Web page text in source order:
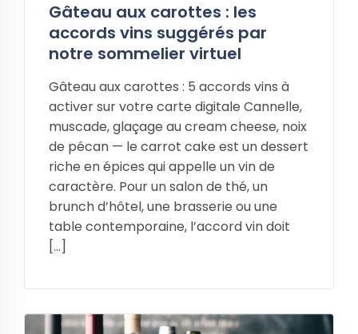
Gâteau aux carottes : les
accords vins suggérés par
notre sommelier virtuel
Gâteau aux carottes : 5 accords vins à
activer sur votre carte digitale Cannelle,
muscade, glaçage au cream cheese, noix
de pécan — le carrot cake est un dessert
riche en épices qui appelle un vin de
caractère. Pour un salon de thé, un
brunch d’hôtel, une brasserie ou une
table contemporaine, l’accord vin doit
[…]